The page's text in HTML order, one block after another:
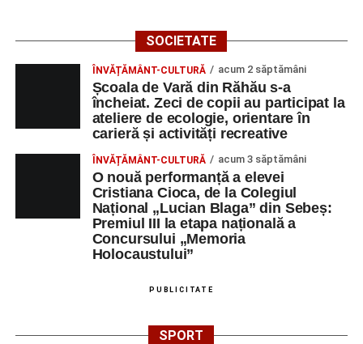
SOCIETATE
ÎNVĂȚĂMÂNT-CULTURĂ acum 2 săptămâni
Școala de Vară din Răhău s-a
încheiat. Zeci de copii au participat la
ateliere de ecologie, orientare în
carieră și activități recreative
ÎNVĂȚĂMÂNT-CULTURĂ acum 3 săptămâni
O nouă performanță a elevei
Cristiana Cioca, de la Colegiul
Național „Lucian Blaga” din Sebeș:
Premiul III la etapa națională a
Concursului „Memoria
Holocaustului”
PUBLICITATE
SPORT